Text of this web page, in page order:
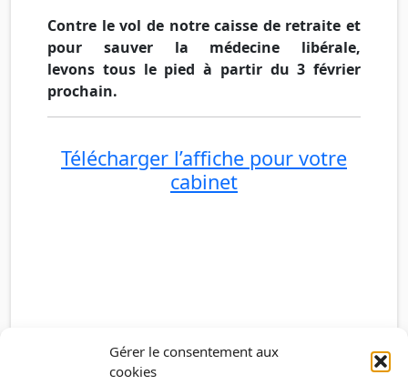
Gérer le consentement aux
cookies
Contre le vol de notre caisse de retraite et
pour sauver la médecine libérale,
levons tous le pied à partir du 3 février
prochain.
Télécharger l’affiche pour votre
cabinet